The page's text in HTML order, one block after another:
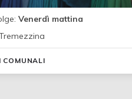
Venerdì mattina
COMUNALI